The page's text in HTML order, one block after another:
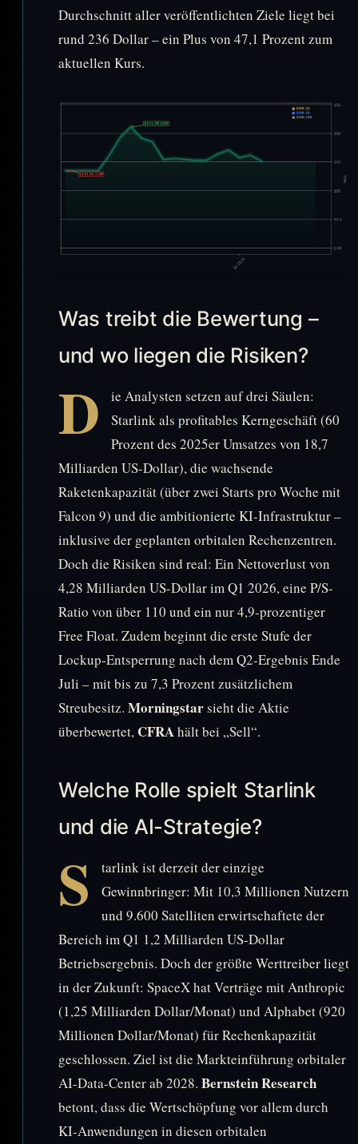
Durchschnitt aller veröffentlichten Ziele liegt bei
rund 236 Dollar – ein Plus von 47,1 Prozent zum
aktuellen Kurs.
Was treibt die Bewertung –
und wo liegen die Risiken?
D
ie Analysten setzen auf drei Säulen:
Starlink als profitables Kerngeschäft (60
Prozent des 2025er Umsatzes von 18,7
Milliarden US-Dollar), die wachsende
Raketenkapazität (über zwei Starts pro Woche mit
Falcon 9) und die ambitionierte KI-Infrastruktur –
inklusive der geplanten orbitalen Rechenzentren.
Doch die Risiken sind real: Ein Nettoverlust von
4,28 Milliarden US-Dollar im Q1 2026, eine P/S-
Ratio von über 110 und ein nur 4,9-prozentiger
Free Float. Zudem beginnt die erste Stufe der
Lockup-Entsperrung nach dem Q2-Ergebnis Ende
Juli – mit bis zu 7,3 Prozent zusätzlichem
Streubesitz. Morningstarsieht die Aktie
überbewertet, CFRAhält bei „Sell“.
Welche Rolle spielt Starlink
und die AI-Strategie?
S
tarlink ist derzeit der einzige
Gewinnbringer: Mit 10,3 Millionen Nutzern
und 9.600 Satelliten erwirtschaftete der
Bereich im Q1 1,2 Milliarden US-Dollar
Betriebsergebnis. Doch der größte Werttreiber liegt
in der Zukunft: SpaceX hat Verträge mit Anthropic
(1,25 Milliarden Dollar/Monat) und Alphabet (920
Millionen Dollar/Monat) für Rechenkapazität
geschlossen. Ziel ist die Markteinführung orbitaler
AI-Data-Center ab 2028. Bernstein Research
betont, dass die Wertschöpfung vor allem durch
KI-Anwendungen in diesen orbitalen